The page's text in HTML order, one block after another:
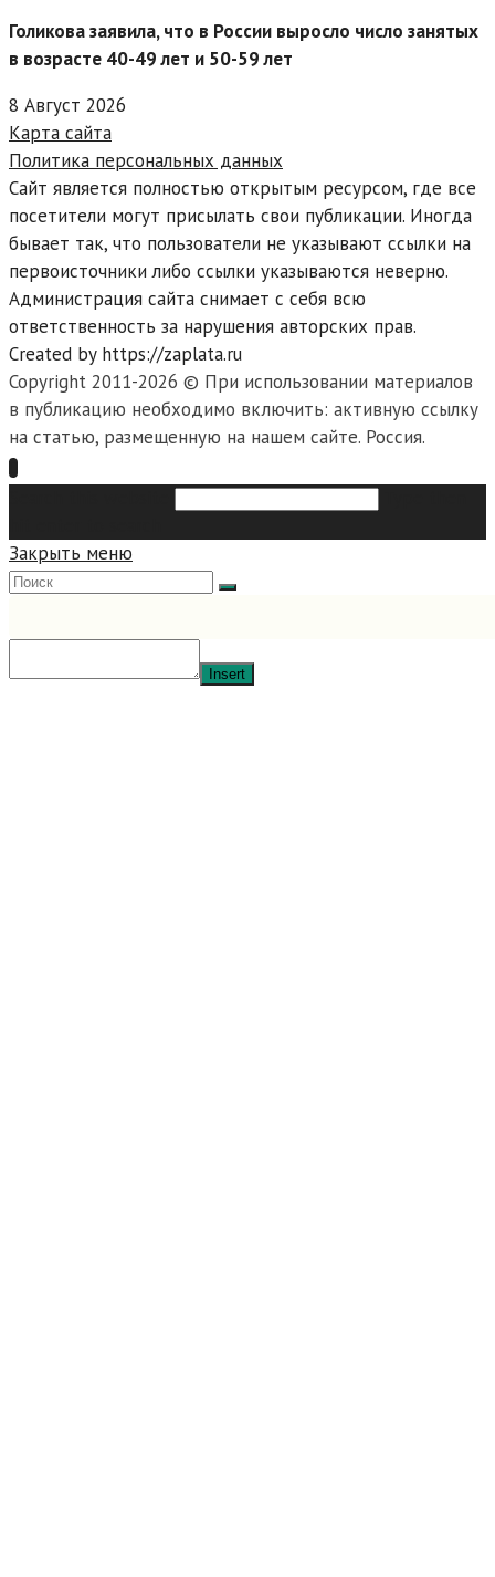
Голикова заявила, что в России выросло число занятых
в возрасте 40-49 лет и 50-59 лет
8 Август 2026
Карта сайта
Политика персональных данных
Сайт является полностью открытым ресурсом, где все
посетители могут присылать свои публикации. Иногда
бывает так, что пользователи не указывают ссылки на
первоисточники либо ссылки указываются неверно.
Администрация сайта снимает с себя всю
ответственность за нарушения авторских прав.
Created by https://zaplata.ru
Copyright 2011-2026 © При использовании материалов
в публикацию необходимо включить: активную ссылку
на статью, размещенную на нашем сайте. Россия.
Закрыть меню
Insert